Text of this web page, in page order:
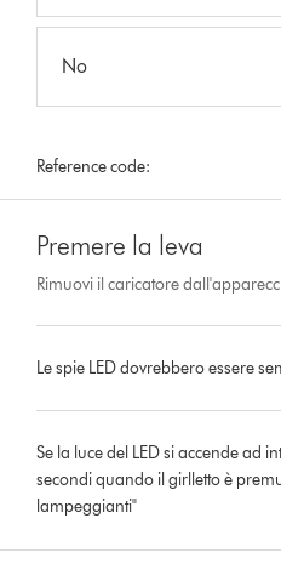
No
Reference code:
Premere la leva
Rimuovi il caricatore
Le spie LED dovrebbero essere
Se la luce del LED si accende ad
secondi quando il girlletto è
lampeggianti"